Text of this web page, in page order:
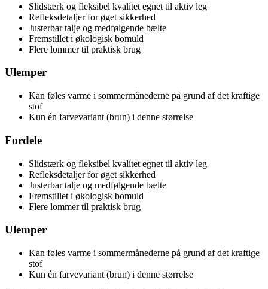
Slidstærk og fleksibel kvalitet egnet til aktiv leg
Refleksdetaljer for øget sikkerhed
Justerbar talje og medfølgende bælte
Fremstillet i økologisk bomuld
Flere lommer til praktisk brug
Ulemper
Kan føles varme i sommermånederne på grund af det kraftige
stof
Kun én farvevariant (brun) i denne størrelse
Fordele
Slidstærk og fleksibel kvalitet egnet til aktiv leg
Refleksdetaljer for øget sikkerhed
Justerbar talje og medfølgende bælte
Fremstillet i økologisk bomuld
Flere lommer til praktisk brug
Ulemper
Kan føles varme i sommermånederne på grund af det kraftige
stof
Kun én farvevariant (brun) i denne størrelse